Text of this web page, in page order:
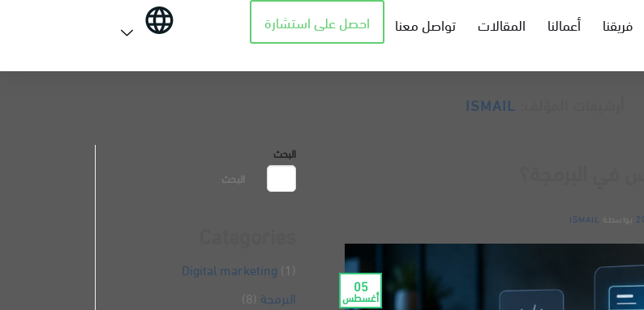
فريقنا أعمالنا المقالات تواصل معنا احصل على استشارة
ISMAIL
بواسطة ISMAIL
05
أغسطس
البحث
البحث
Digital marketing (1)
البرمجة (8)